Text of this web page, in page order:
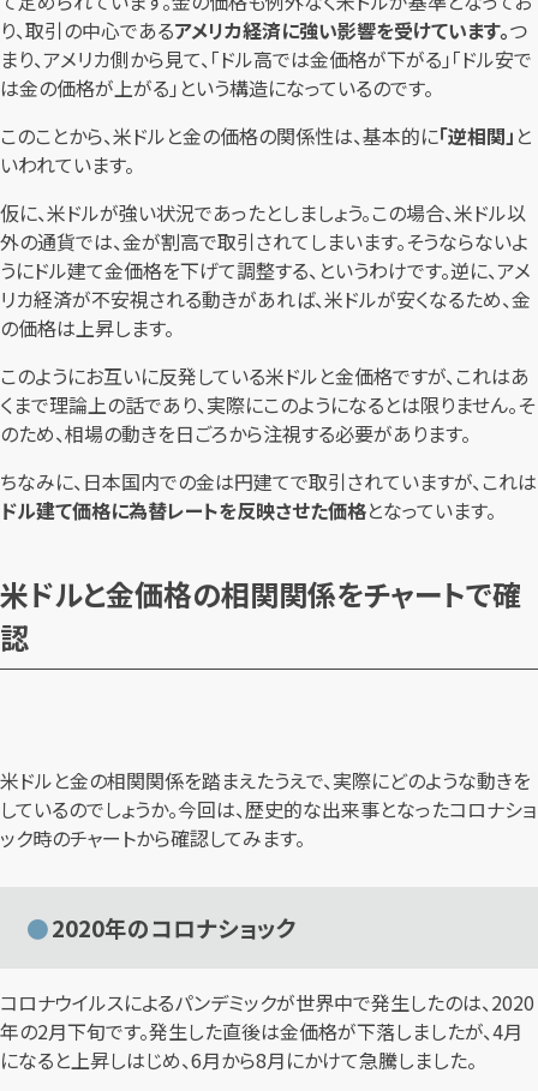
り、取引の中心であるアメリカ経済に強い影響を受けています。つ
まり、アメリカ側から見て、「ドル高では金価格が下がる」「ドル安で
は金の価格が上がる」という構造になっているのです。
このことから、米ドルと金の価格の関係性は、基本的に「逆相関」 と
いわれています。
仮に、米ドルが強い状況であったとしましょう。この場合、米ドル以
外の通貨では、金が割高で取引されてしまいます。そうならないよ
うにドル建て金価格を下げて調整する、というわけです。逆に、アメ
リカ経済が不安視される動きがあれば、米ドルが安くなるため、金
の価格は上昇します。
このようにお互いに反発している米ドルと金価格ですが、これはあ
くまで理論上の話であり、実際にこのようになるとは限りません。そ
のため、相場の動きを日ごろから注視する必要があります。
ちなみに、日本国内での金は円建てで取引されていますが、これは
ドル建て価格に為替レートを反映させた価格となっています。
米ドルと金価格の相関関係をチャートで確
認
米ドルと金の相関関係を踏まえたうえで、実際にどのような動きを
しているのでしょうか。今回は、歴史的な出来事となったコロナショ
ック時のチャートから確認してみます。
2020年のコロナショック
コロナウイルスによるパンデミックが世界中で発生したのは、2020
年の2月下旬です。発生した直後は金価格が下落しましたが、4月
になると上昇しはじめ、6月から8月にかけて急騰しました。